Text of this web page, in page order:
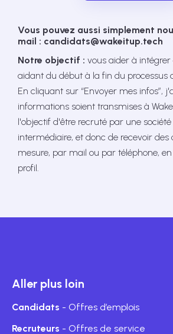
Vous pouvez aussi simplement
mail : candidats@wakeitup.tech
Notre objectif : vous aider à
aidant du début à la fin du processus
En cliquant sur “Envoyer mes infos”,
informations soient transmises à
l'objectif d'être recruté par une
intermédiaire, et donc de recevoir des
mesure, par mail ou par téléphone,
profil.
Aller plus loin
Candidats - Offres d’emplois
Recruteurs - Offres de service